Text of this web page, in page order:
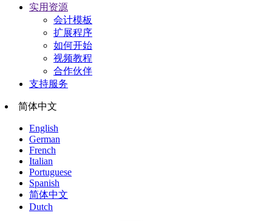
实用资源
会计模板
扩展程序
如何开始
视频教程
合作伙伴
支持服务
简体中文
English
German
French
Italian
Portuguese
Spanish
简体中文
Dutch